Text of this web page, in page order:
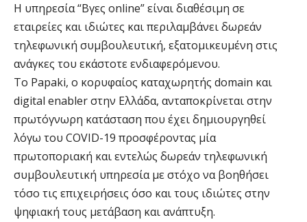
Η υπηρεσία “Βγες online” είναι διαθέσιμη σε
εταιρείες και ιδιώτες και περιλαμβάνει δωρεάν
τηλεφωνική συμβουλευτική, εξατομικευμένη στις
ανάγκες του εκάστοτε ενδιαφερόμενου.
Το Papaki, ο κορυφαίος καταχωρητής domain και
digital enabler στην Ελλάδα, ανταποκρίνεται στην
πρωτόγνωρη κατάσταση που έχει δημιουργηθεί
λόγω του COVID-19 προσφέροντας μία
πρωτοποριακή και εντελώς δωρεάν τηλεφωνική
συμβουλευτική υπηρεσία με στόχο να βοηθήσει
τόσο τις επιχειρήσεις όσο και τους ιδιώτες στην
ψηφιακή τους μετάβαση και ανάπτυξη.